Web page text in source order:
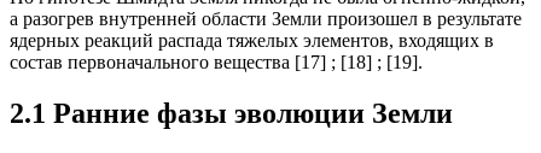
а разогрев внутренней области Земли произошел в результате
ядерных реакций распада тяжелых элементов, входящих в
состав первоначального вещества [17] ; [18] ; [19].
2.1 Ранние фазы эволюции Земли